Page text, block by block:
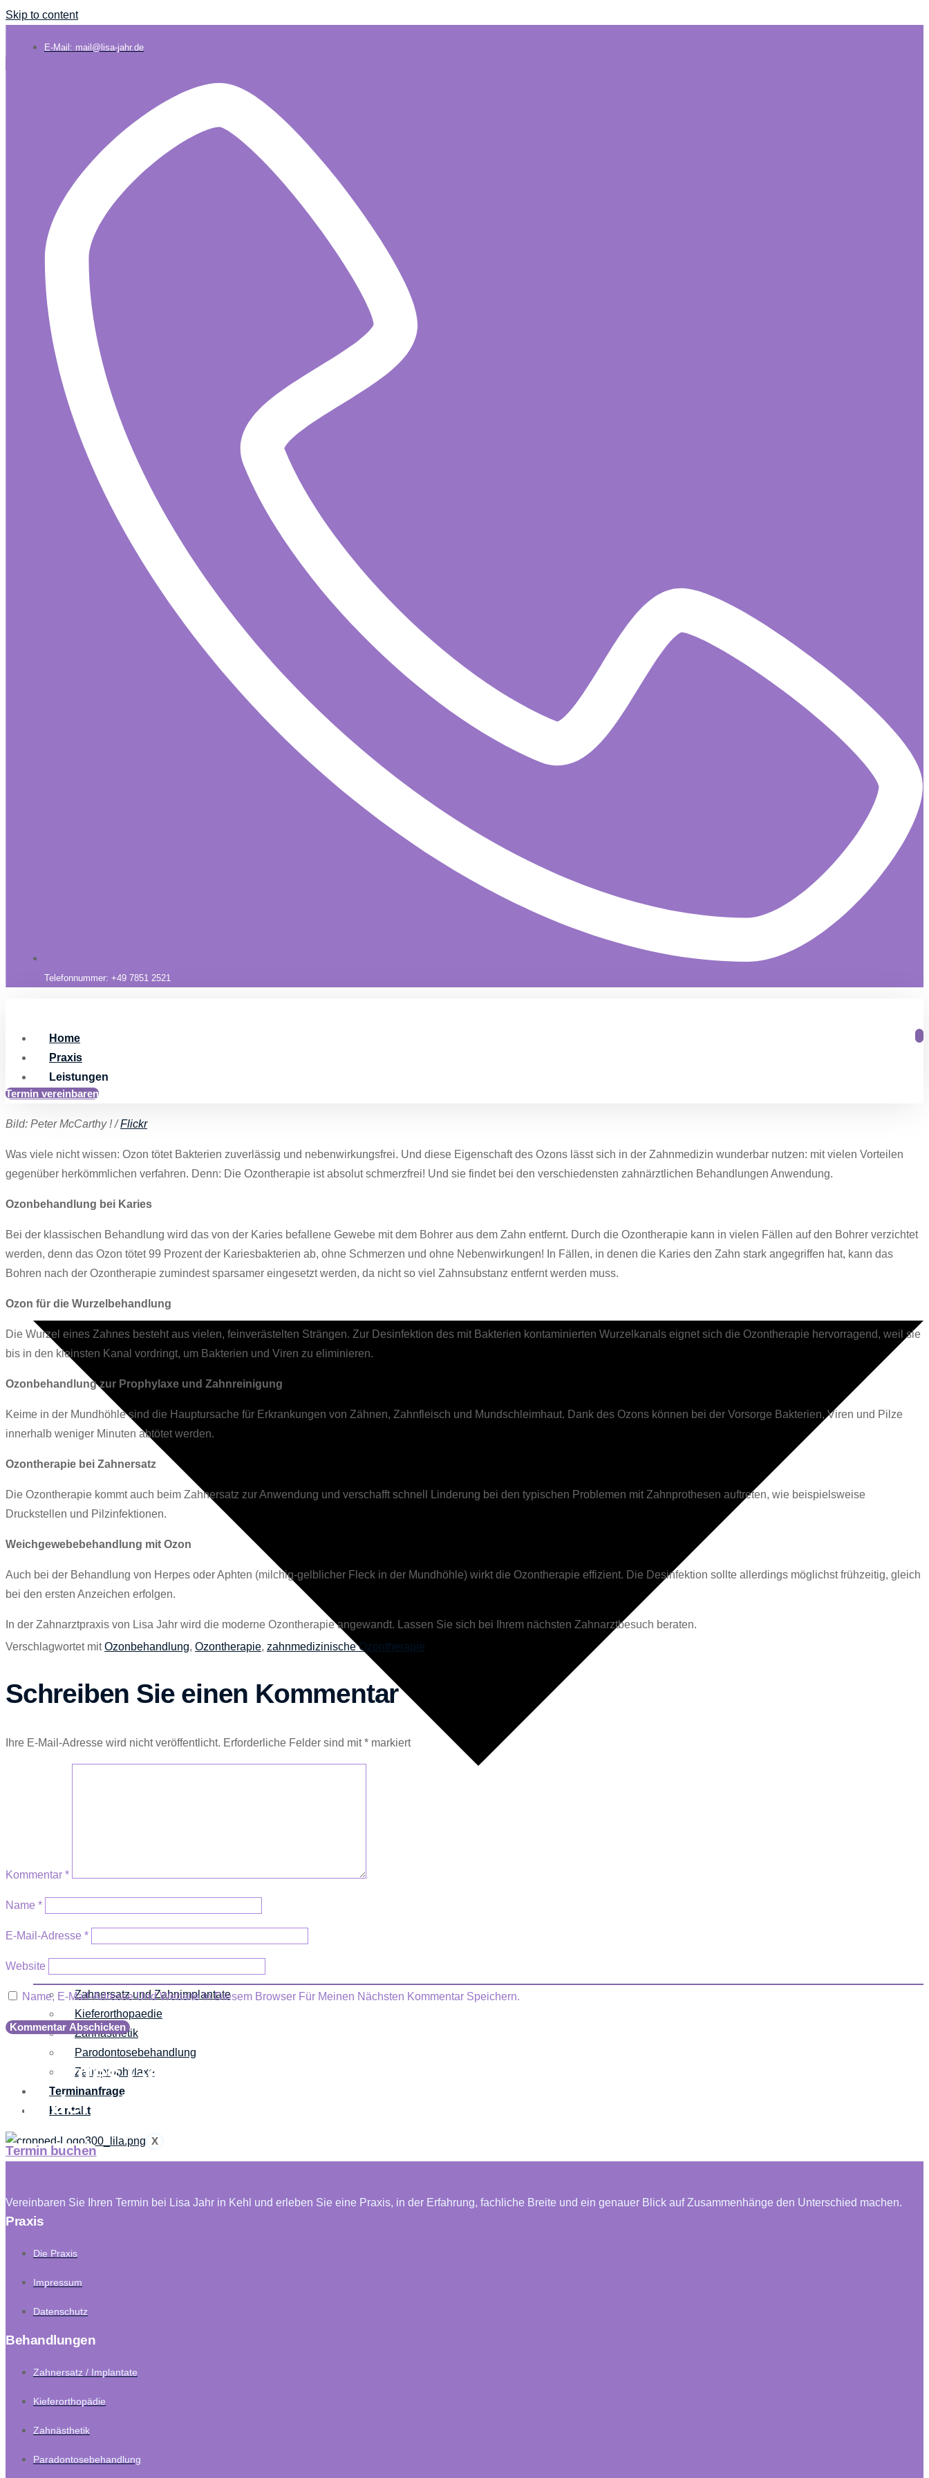
Skip to content
E-Mail: mail@lisa-jahr.de
Telefonnummer: +49 7851 2521
Home
Praxis
Leistungen
Zahnersatz und Zahnimplantate
Kieferorthopaedie
Zahnästhetik
Parodontosebehandlung
Zahnprophylaxe
Terminanfrage
Kontakt
X
Termin vereinbaren
Bild: Peter McCarthy ! /Flickr
Was viele nicht wissen: Ozon tötet Bakterien zuverlässig und nebenwirkungsfrei. Und diese Eigenschaft des Ozons lässt sich in der Zahnmedizin wunderbar nutzen: mit vielen Vorteilen
gegenüber herkömmlichen verfahren. Denn: Die Ozontherapie ist absolut schmerzfrei! Und sie findet bei den verschiedensten zahnärztlichen Behandlungen Anwendung.
Ozonbehandlung bei Karies
Bei der klassischen Behandlung wird das von der Karies befallene Gewebe mit dem Bohrer aus dem Zahn entfernt. Durch die Ozontherapie kann in vielen Fällen auf den Bohrer verzichtet
werden, denn das Ozon tötet 99 Prozent der Kariesbakterien ab, ohne Schmerzen und ohne Nebenwirkungen! In Fällen, in denen die Karies den Zahn stark angegriffen hat, kann das
Bohren nach der Ozontherapie zumindest sparsamer eingesetzt werden, da nicht so viel Zahnsubstanz entfernt werden muss.
Ozon für die Wurzelbehandlung
Die Wurzel eines Zahnes besteht aus vielen, feinverästelten Strängen. Zur Desinfektion des mit Bakterien kontaminierten Wurzelkanals eignet sich die Ozontherapie hervorragend, weil sie
bis in den kleinsten Kanal vordringt, um Bakterien und Viren zu eliminieren.
Ozonbehandlung zur Prophylaxe und Zahnreinigung
Keime in der Mundhöhle sind die Hauptursache für Erkrankungen von Zähnen, Zahnfleisch und Mundschleimhaut. Dank des Ozons können bei der Vorsorge Bakterien, Viren und Pilze
innerhalb weniger Minuten abtötet werden.
Ozontherapie bei Zahnersatz
Die Ozontherapie kommt auch beim Zahnersatz zur Anwendung und verschafft schnell Linderung bei den typischen Problemen mit Zahnprothesen auftreten, wie beispielsweise
Druckstellen und Pilzinfektionen.
Weichgewebebehandlung mit Ozon
Auch bei der Behandlung von Herpes oder Aphten (milchig-gelblicher Fleck in der Mundhöhle) wirkt die Ozontherapie effizient. Die Desinfektion sollte allerdings möglichst frühzeitig, gleich
bei den ersten Anzeichen erfolgen.
In der Zahnarztpraxis von Lisa Jahr wird die moderne Ozontherapie angewandt. Lassen Sie sich bei Ihrem nächsten Zahnarztbesuch beraten.
Verschlagwortet mitOzonbehandlung, Ozontherapie, zahnmedizinische Ozontherapie
Schreiben Sie einen Kommentar
Ihre E-Mail-Adresse wird nicht veröffentlicht. Erforderliche Felder sind mit* markiert
Kommentar *
Name *
E-Mail-Adresse *
Website
Name, E-Mail-Adresse Und Website In Diesem Browser Für Meinen Nächsten Kommentar Speichern.
Ein gutes Gefühl beginnt
mit dem richtigen Zahnarzt
Termin buchen
Vereinbaren Sie Ihren Termin bei Lisa Jahr in Kehl und erleben Sie eine Praxis, in der Erfahrung, fachliche Breite und ein genauer Blick auf Zusammenhänge den Unterschied machen.
Praxis
Die Praxis
Impressum
Datenschutz
Behandlungen
Zahnersatz / Implantate
Kieferorthopädie
Zahnästhetik
Paradontosebehandlung